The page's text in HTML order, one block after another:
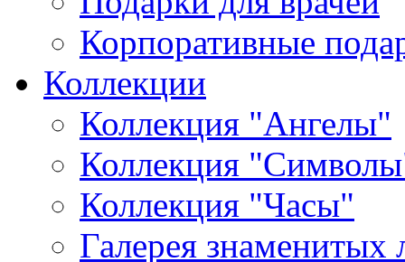
Корпоративные
Коллекции
Коллекция "Ангелы"
Коллекция
Коллекция "Часы"
Галерея знаменитых